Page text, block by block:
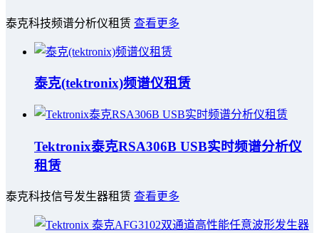
泰克科技频谱分析仪租赁 查看更多
泰克(tektronix)频谱仪租赁
Tektronix泰克RSA306B USB实时频谱分析仪
租赁
泰克科技信号发生器租赁 查看更多